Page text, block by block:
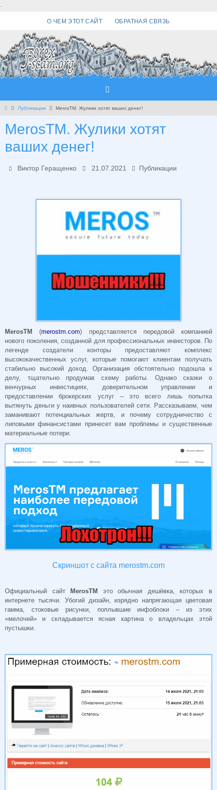
.
О ЧЕМ ЭТОТ САЙТ ОБРАТНАЯ СВЯЗЬ
Главная
Публикации MerosTM. Жулики хотят ваших денег!
MerosTM. Жулики хотят
ваших денег!
Виктор Геращенко 21.07.2021 Публикации
MerosTM (merostm.com) представляется передовой компанией
нового поколения, созданной для профессиональных инвесторов. По
легенде создатели конторы предоставляют комплекс
высококачественных услуг, которые помогают клиентам получать
стабильно высокий доход. Организация обстоятельно подошла к
делу, тщательно продумав схему работы. Однако сказки о
венчурных инвестициях, доверительном управлении и
предоставлении брокерских услуг – это всего лишь попытка
вытянуть деньги у наивных пользователей сети. Рассказываем, чем
заманивают потенциальных жертв, и почему сотрудничество с
липовыми финансистами принесет вам проблемы и существенные
материальные потери.
Скриншот с сайта merostm.com
Официальный сайт MerosTM
это обычная дешёвка, которых в
интернете тысячи. Убогий дизайн, изрядно напрягающая цветовая
гамма, стоковые рисунки, поплывшие инфоблоки – из этих
«мелочей» и складывается ясная картина о владельцах этой
пустышки.